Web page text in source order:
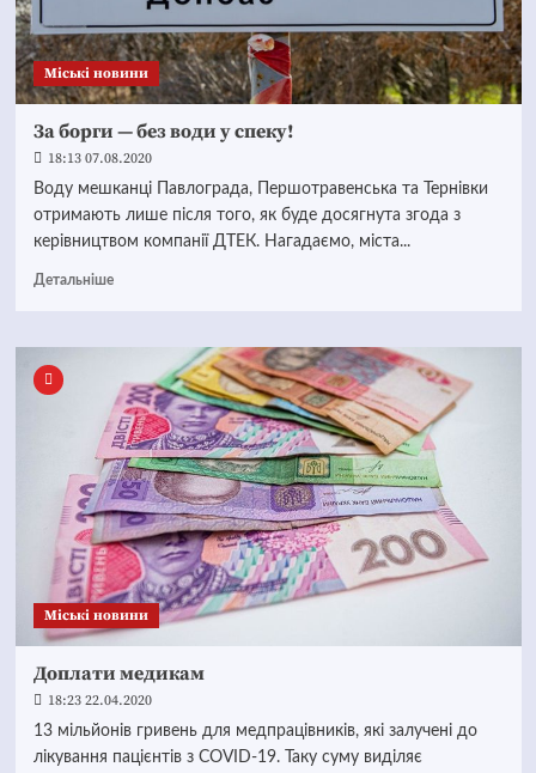
Mіські новини
За борги — без води у спеку!
18:13 07.08.2020
Воду мешканці Павлограда, Першотравенська та Тернівки
отримають лише після того, як буде досягнута згода з
керівництвом компанії ДТЕК. Нагадаємо, міста...
Детальніше
Mіські новини
Доплати медикам
18:23 22.04.2020
13 мільйонів гривень для медпрацівників, які залучені до
лікування пацієнтів з COVID-19. Таку суму виділяє